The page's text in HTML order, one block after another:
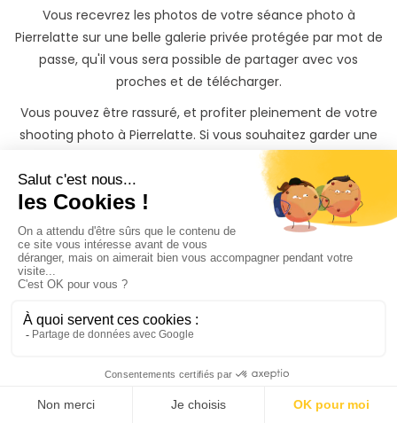
Vous recevrez les photos de votre séance photo à
Pierrelatte sur une belle galerie privée protégée par mot de
passe, qu'il vous sera possible de partager avec vos
proches et de télécharger.
Vous pouvez être rassuré, et profiter pleinement de votre
shooting photo à Pierrelatte. Si vous souhaitez garder une
trace inoubliable de votre shooting, il vous sera également
possible de commander des tirages photos papiers à des
tarifs préférentiels directement depuis votre galerie photo
privée.
Trouvez rapidement un
Photographe à Pierrelatte
même si vous n'avez
le temps de chercher
3 façons s'offrent à vous sur PhotoPresta pour trouver